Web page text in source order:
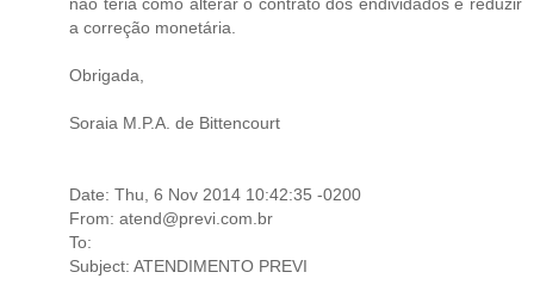
a correção monetária.
Obrigada,
Soraia M.P.A. de Bittencourt
Date: Thu, 6 Nov 2014 10:42:35 -0200
From: atend@previ.com.br
To:
Subject: ATENDIMENTO PREVI